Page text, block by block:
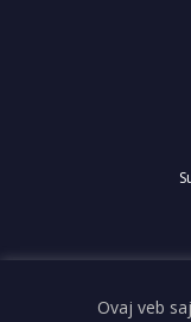
Ovaj veb